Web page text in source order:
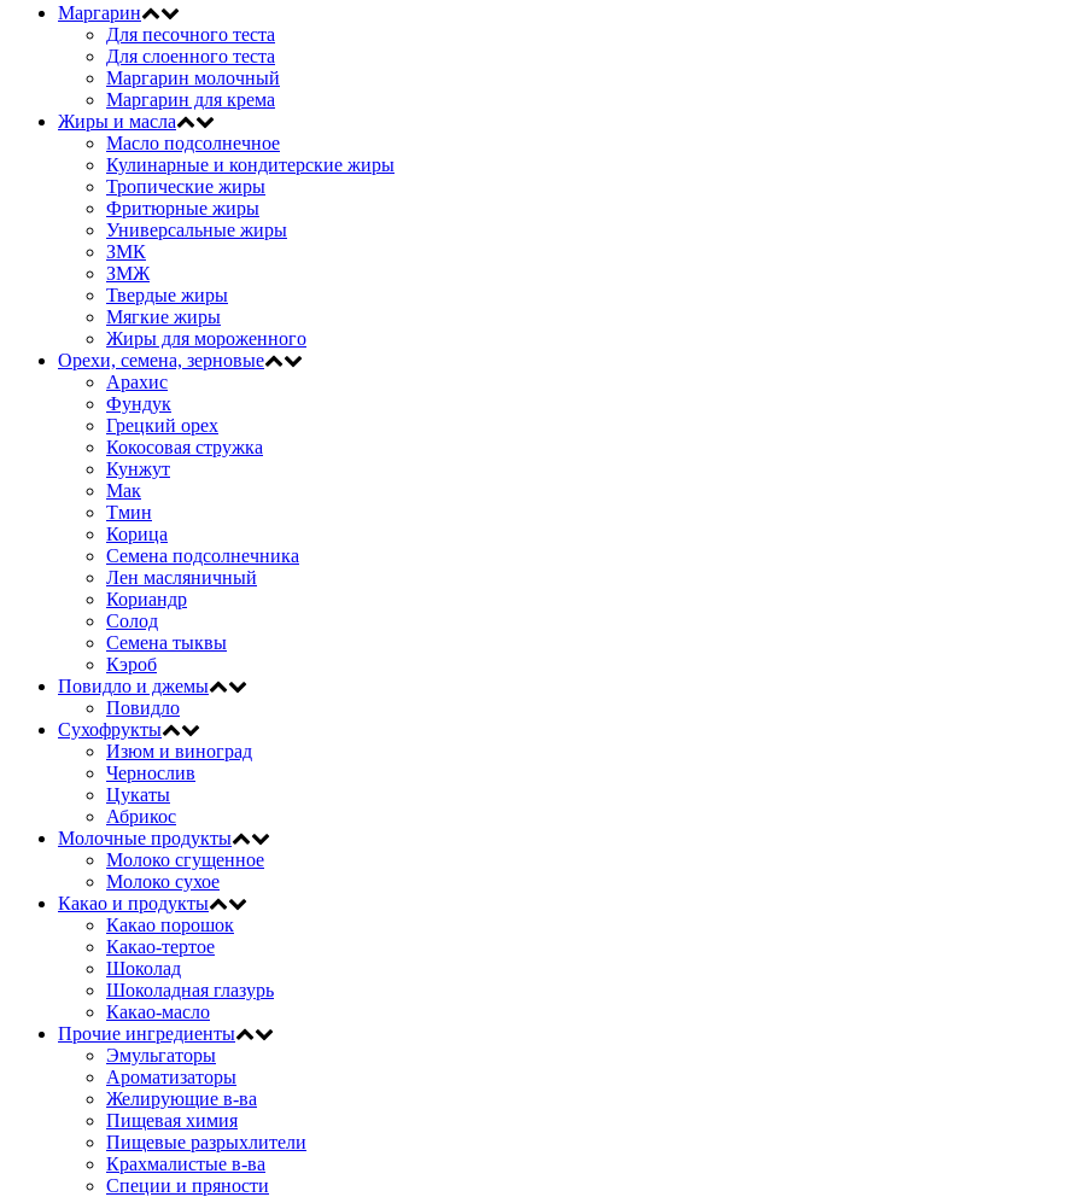
Маргарин
Для песочного теста
Для слоенного теста
Маргарин молочный
Маргарин для крема
Жиры и масла
Масло подсолнечное
Кулинарные и кондитерские жиры
Тропические жиры
Фритюрные жиры
Универсальные жиры
ЗМК
ЗМЖ
Твердые жиры
Мягкие жиры
Жиры для мороженного
Орехи, семена, зерновые
Арахис
Фундук
Грецкий орех
Кокосовая стружка
Кунжут
Мак
Тмин
Корица
Семена подсолнечника
Лен масляничный
Кориандр
Солод
Семена тыквы
Кэроб
Повидло и джемы
Повидло
Сухофрукты
Изюм и виноград
Чернослив
Цукаты
Абрикос
Молочные продукты
Молоко сгущенное
Молоко сухое
Какао и продукты
Какао порошок
Какао-тертое
Шоколад
Шоколадная глазурь
Какао-масло
Прочие ингредиенты
Эмульгаторы
Ароматизаторы
Желирующие в-ва
Пищевая химия
Пищевые разрыхлители
Крахмалистые в-ва
Специи и пряности